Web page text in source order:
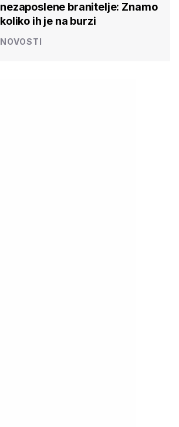
nezaposlene branitelje: Znamo
koliko ih je na burzi
NOVOSTI